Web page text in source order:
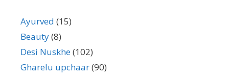
Ayurved (15)
Beauty(8)
Desi Nuskhe(102)
Gharelu upchaar(90)